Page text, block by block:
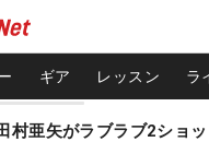
ギア レッスン ラ
村亜矢がラブラブ2ショッ